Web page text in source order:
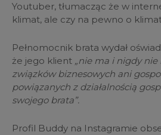
Youtuber, tłumacząc że w
klimat, ale czy na pewno o
Pełnomocnik brata wydał
że jego klient „nie ma i nigdy nie
związków biznesowych ani
powiązanych z działalnością
swojego brata”.
Profil Buddy na Instagramie